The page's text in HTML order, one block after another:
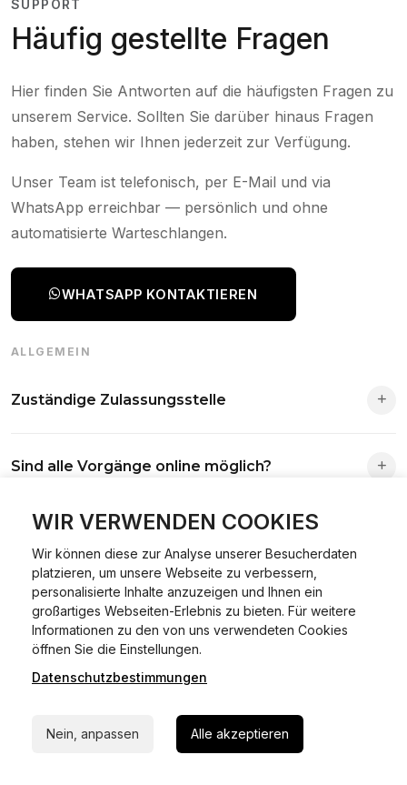
WIR VERWENDEN COOKIES
Wir können diese zur Analyse unserer Besucherdaten
platzieren, um unsere Webseite zu verbessern,
personalisierte Inhalte anzuzeigen und Ihnen ein
großartiges Webseiten-Erlebnis zu bieten. Für weitere
Informationen zu den von uns verwendeten Cookies
öffnen Sie die Einstellungen.
Datenschutzbestimmungen
Nein, anpassen Alle akzeptieren
SUPPORT
Häufig gestellte Fragen
Hier finden Sie Antworten auf die häufigsten Fragen zu
unserem Service. Sollten Sie darüber hinaus Fragen
haben, stehen wir Ihnen jederzeit zur Verfügung.
Unser Team ist telefonisch, per E-Mail und via
WhatsApp erreichbar — persönlich und ohne
automatisierte Warteschlangen.
WHATSAPP KONTAKTIEREN
ALLGEMEIN
Zuständige Zulassungsstelle
Antrag wird automatisch an die richtige Stelle weitergeleitet.
Sind alle Vorgänge online möglich?
Fast alle Vorgänge sind online machbar. Ausnahme:
01.01.2015.
Was ist Online Kfz-Zulassung?
Ein Internetverfahren, mit dem du Fahrzeuge anmelden,
ummelden oder abmelden kannst – inklusive Dateneingabe,
Dokumentprüfung und Bezahlung.
Welche Vorteile gibt es?
Zeitersparnis, flexible Durchführung, kein Besuch der
Behörde notwendig.
Fahrzeugbrief, Fahrzeugschein, Ausweis oder Reisepass,
Versicherungsnachweis, falls erforderlich TÜV-Bericht.
Wie sicher ist das Verfahren?